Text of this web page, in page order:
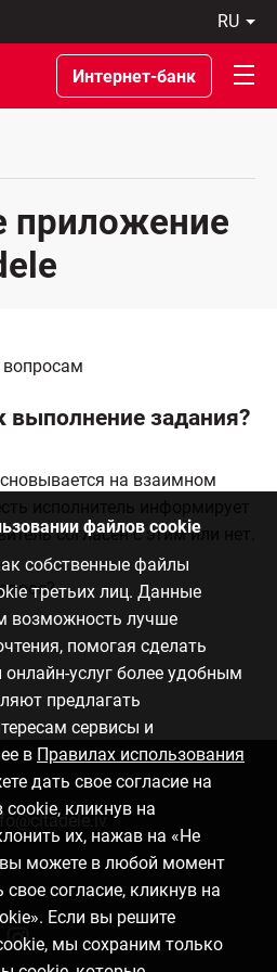
Интернет-банк
приложение
вопросам
выполнение задания?
на взаимном
согласен с этим или нет.
файлов cookie
собственные файлы
третьих лиц. Данные
возможность лучше
помогая сделать
онлайн-услуг более удобным
предлагать
сервисы и
в Правилах использования
дать свое согласие на
кликнув на
их, нажав на «Не
вы можете в любой момент
согласие, кликнув на
Если вы решите
мы сохраним только